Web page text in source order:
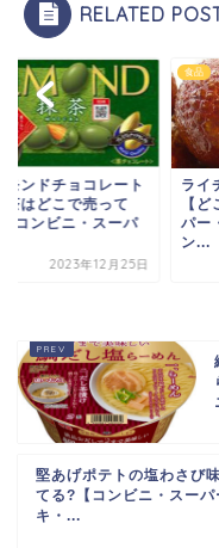
RELATED
モンドチョコレート
茶はどこで売って
コンビニ・スーパ
2023年12月25日
食品
ライ
【
パー
ン...
堅あげポテトの塩わさび
てる?【コンビニ・スーパ
キ・...